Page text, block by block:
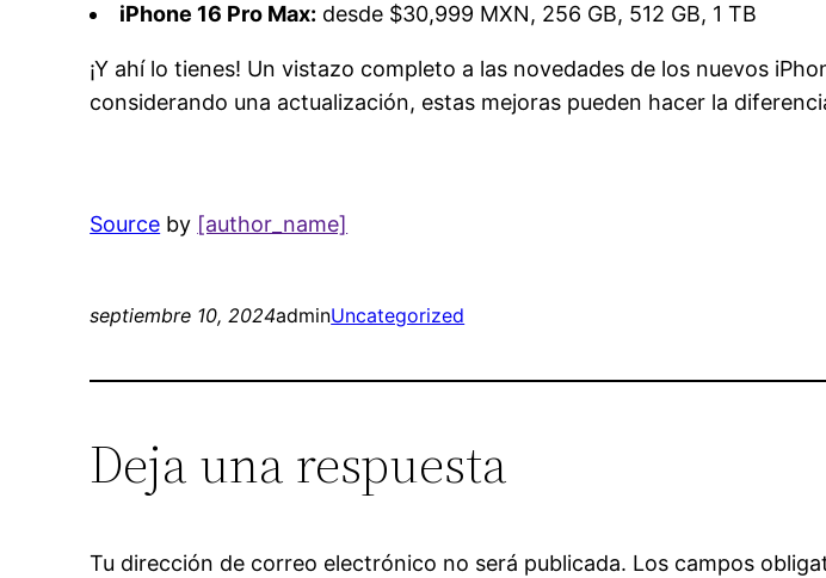
iPhone 16 Pro Max: desde $30,999 MXN, 256 GB, 512 GB, 1 TB
¡Y ahí lo tienes! Un vistazo completo a las novedades de los nuevos
considerando una actualización, estas mejoras pueden hacer la
Source by [author_name]
septiembre 10, 2024adminUncategorized
Deja una respuesta
Tu dirección de correo electrónico no será publicada. Los campos